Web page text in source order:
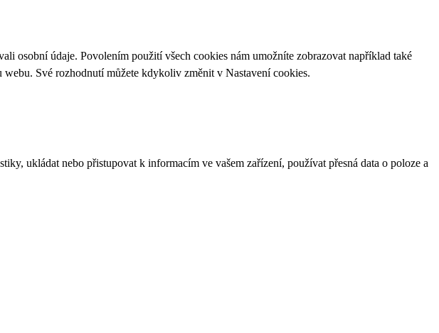
osobní údaje. Povolením použití všech cookies nám umožníte zobrazovat například také
webu. Své rozhodnutí můžete kdykoliv změnit v Nastavení cookies.
ukládat nebo přistupovat k informacím ve vašem zařízení, používat přesná data o poloze a